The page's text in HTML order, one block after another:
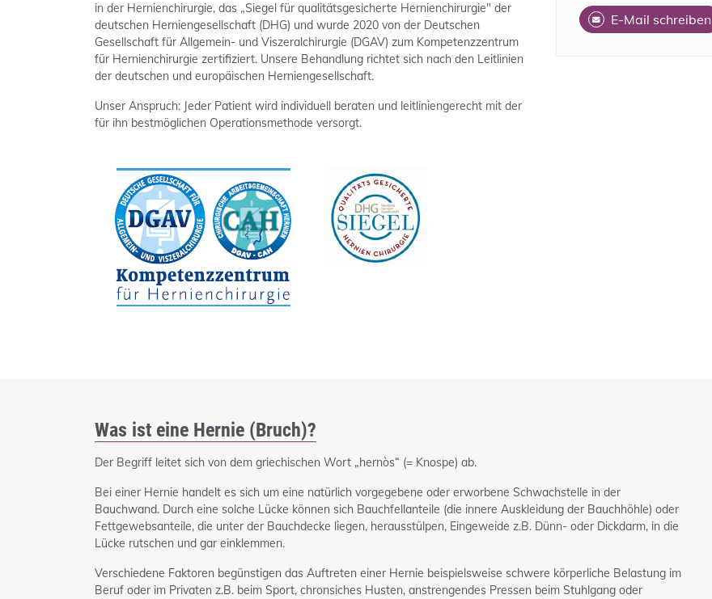
in der Hernienchirurgie, das „Siegel für qualitätsgesicherte Hernienchirurgie" der
deutschen Herniengesellschaft (DHG) und wurde 2020 von der Deutschen
Gesellschaft für Allgemein- und Viszeralchirurgie (DGAV) zum Kompetenzzentrum
für Hernienchirurgie zertifiziert. Unsere Behandlung richtet sich nach den Leitlinien
der deutschen und europäischen Herniengesellschaft.
Unser Anspruch: Jeder Patient wird individuell beraten und leitliniengerecht mit der
für ihn bestmöglichen Operationsmethode versorgt.
E-Mail schreiben
Was ist eine Hernie (Bruch)?
Der Begriff leitet sich von dem griechischen Wort „hernòs“ (= Knospe) ab.
Bei einer Hernie handelt es sich um eine natürlich vorgegebene oder erworbene Schwachstelle in der
Bauchwand. Durch eine solche Lücke können sich Bauchfellanteile (die innere Auskleidung der Bauchhöhle) oder
Fettgewebsanteile, die unter der Bauchdecke liegen, herausstülpen, Eingeweide z.B. Dünn- oder Dickdarm, in die
Lücke rutschen und gar einklemmen.
Verschiedene Faktoren begünstigen das Auftreten einer Hernie beispielsweise schwere körperliche Belastung im
Beruf oder im Privaten z.B. beim Sport, chronsiches Husten, anstrengendes Pressen beim Stuhlgang oder